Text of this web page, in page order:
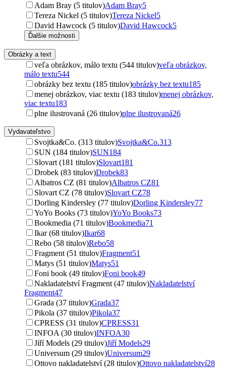
Adam Bray (5 titulov)Adam Bray5
Tereza Nickel (5 titulov)Tereza Nickel5
David Hawcock (5 titulov)David Hawcock5
Ďalšie možnosti
Obrázky a text
veľa obrázkov, málo textu (544 titulov)veľa obrázkov,
málo textu544
obrázky bez textu (185 titulov)obrázky bez textu185
menej obrázkov, viac textu (183 titulov)menej obrázkov,
viac textu183
plne ilustrovaná (26 titulov)plne ilustrovaná26
Vydavateľstvo
Svojtka&Co. (313 titulov)Svojtka&Co.313
SUN (184 titulov)SUN184
Slovart (181 titulov)Slovart181
Drobek (83 titulov)Drobek83
Albatros CZ (81 titulov)Albatros CZ81
Slovart CZ (78 titulov)Slovart CZ78
Dorling Kindersley (77 titulov)Dorling Kindersley77
YoYo Books (73 titulov)YoYo Books73
Bookmedia (71 titulov)Bookmedia71
Ikar (68 titulov)Ikar68
Rebo (58 titulov)Rebo58
Fragment (51 titulov)Fragment51
Matys (51 titulov)Matys51
Foni book (49 titulov)Foni book49
Nakladatelství Fragment (47 titulov)Nakladatelství
Fragment47
Grada (37 titulov)Grada37
Pikola (37 titulov)Pikola37
CPRESS (31 titulov)CPRESS31
INFOA (30 titulov)INFOA30
Jiří Models (29 titulov)Jiří Models29
Universum (29 titulov)Universum29
Ottovo nakladatelství (28 titulov)Ottovo nakladatelství28